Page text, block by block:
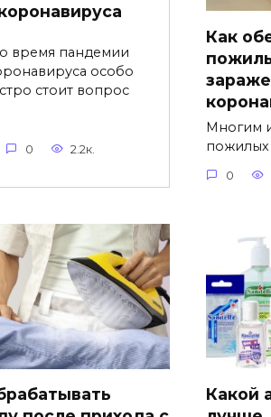
время пандемии
особо
стоит вопрос
0 2.2к.
Как
Многим
0
Какой